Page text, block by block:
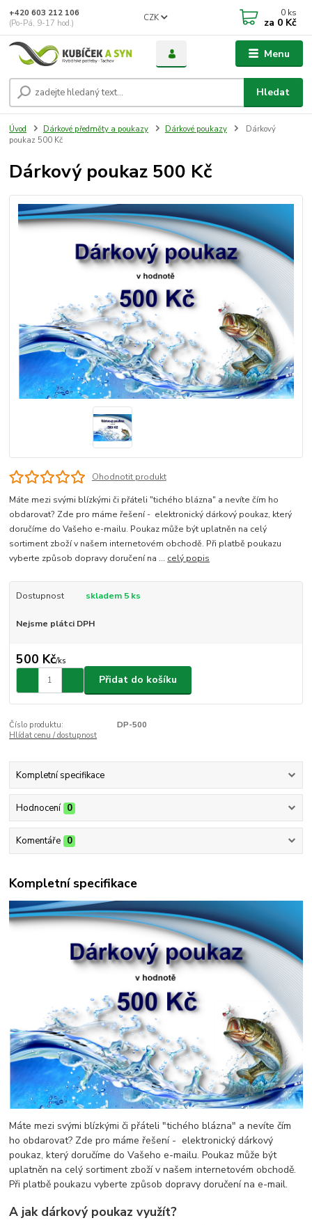
Menu
CZK
Hledat
+420 603 212 106
(Po-Pá, 9-17 hod.)
0 ks
za 0 Kč
Úvod Dárkové předměty a poukazy Dárkové poukazy
Dárkový
poukaz 500 Kč
Dárkový poukaz 500 Kč
Ohodnotit produkt
Máte mezi svými blízkými či přáteli "tichého blázna" a nevíte čím ho
obdarovat? Zde pro máme řešení - elektronický dárkový poukaz, který
doručíme do Vašeho e-mailu. Poukaz může být uplatněn na celý
sortiment zboží v našem internetovém obchodě. Při platbě poukazu
vyberte způsob dopravy doručení na ... celý popis
Dostupnost skladem 5 ks
Nejsme plátci DPH
500 Kč/ks
Přidat do košíku
Číslo produktu:
DP-500
Hlídat cenu / dostupnost
Kompletní specifikace
Hodnocení 0
Komentáře 0
Kompletní specifikace
Máte mezi svými blízkými či přáteli "tichého blázna" a nevíte čím
ho obdarovat? Zde pro máme řešení - elektronický dárkový
poukaz, který doručíme do Vašeho e-mailu. Poukaz může být
uplatněn na celý sortiment zboží v našem internetovém obchodě.
Při platbě poukazu vyberte způsob dopravy doručení na e-mail.
A jak dárkový poukaz využít?